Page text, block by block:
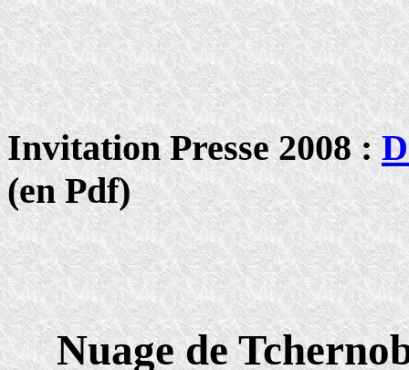
Invitation Presse 2008 :
(en Pdf)
Nuage de